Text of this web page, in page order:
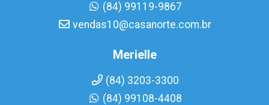
(84) 99119-9867
vendas10@casanorte.com.br
Merielle
(84) 3203-3300
(84) 99108-4408